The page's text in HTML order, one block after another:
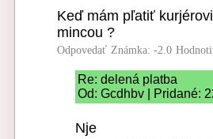
Keď mám pľatiť
mincou ?
Odpovedať Známka: -2.0
Re: delená platba
Od: Gcdhbv | Pridané:
Nje